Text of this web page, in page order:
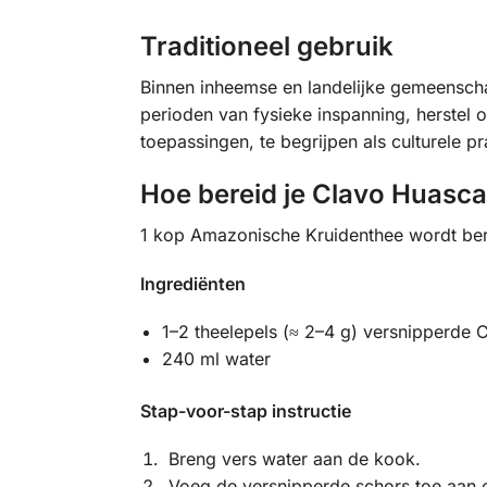
Traditioneel gebruik
Binnen inheemse en landelijke
perioden van fysieke inspanning, herstel
toepassingen, te begrijpen als culturele
Hoe bereid je Clavo
1 kop Amazonische Kruidentheewordt
Ingrediënten
1–2 theelepels (≈ 2–4 g) versnipperde
240 ml water
Stap-voor-stap instructie
Breng vers water aan de kook.